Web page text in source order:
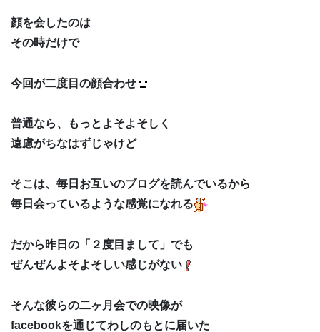
顔を会したのは
その時だけで
今回が二度目の顔合わせ
普通なら、もっとよそよそしく
遠慮がちなはずじゃけど
そこは、毎日お互いのブログを読んでいるから
毎日会っているような感覚になれる
だから昨日の「２度目まして」でも
ぜんぜんよそよそしい感じがない
そんな彼らの二ヶ月会での映像が
facebookを通じてわしのもとに届いた